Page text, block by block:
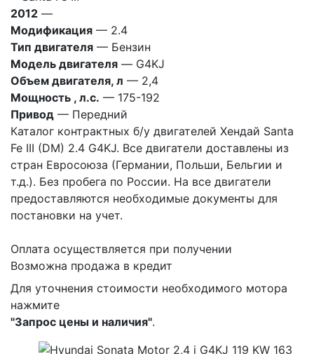
2012 —
Модификация — 2.4
Тип двигателя — Бензин
Модель двигателя — G4KJ
Объем двигателя, л — 2,4
Мощность , л.с. — 175-192
Привод — Передний
Каталог контрактных б/у двигателей Хендай Santa
Fe III (DM) 2.4 G4KJ. Все двигатели доставлены из
стран Евросоюза (Германии, Польши, Бельгии и
т.д.). Без пробега по России. На все двигатели
предоставляются необходимые документы для
постановки на учет.
Оплата осуществляется при получении
Возможна продажа в кредит
Для уточнения стоимости необходимого мотора
нажмите
"Запрос цены и наличия".